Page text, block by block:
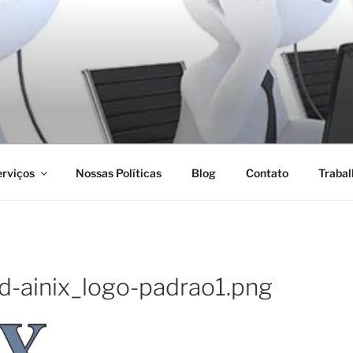
Nossas Políticas Blog Contato
ainix_logo-padrao1.png